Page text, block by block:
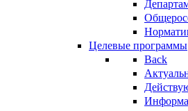
Целевые программы
Back